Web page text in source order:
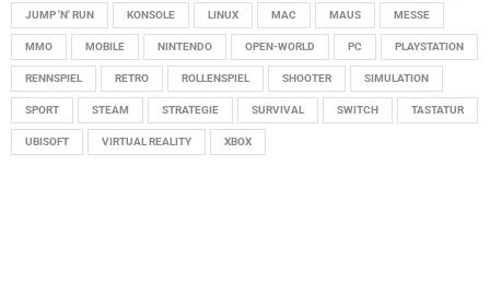
JUMP 'N' RUN KONSOLE LINUX MAC MAUS MESSE
MMO MOBILE NINTENDO OPEN-WORLD PC PLAYSTATION
RENNSPIEL RETRO ROLLENSPIEL SHOOTER SIMULATION
SPORT STEAM STRATEGIE SURVIVAL SWITCH TASTATUR
UBISOFT VIRTUAL REALITY XBOX